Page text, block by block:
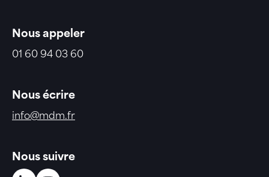
Nous appeler
01 60 94 03 60
Nous écrire
info@mdm.fr
Nous suivre